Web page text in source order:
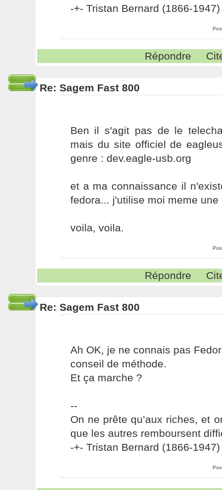
-+- Tristan Bernard (1866-1947)
Répondre
Re: Sagem Fast 800
Ben il s'agit pas de le
mais du site officiel de
genre : dev.eagle-usb.org
et a ma connaissance il
fedora... j'utilise moi meme une
voila, voila.
Répondre
Re: Sagem Fast 800
Ah OK, je ne connais pas
conseil de méthode.
Et ça marche ?
--
On ne prête qu’aux riches, et
que les autres remboursent
-+- Tristan Bernard (1866-1947)